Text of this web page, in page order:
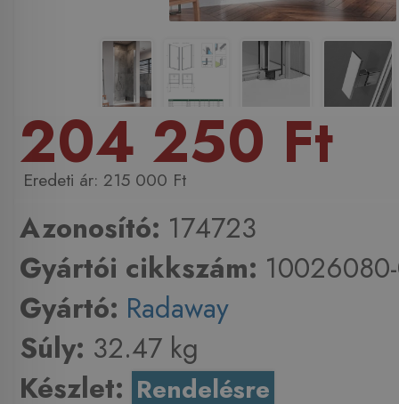
204 250 Ft
215 000 Ft
Azonosító: 174723
Gyártói cikkszám:
Gyártó: Radaway
Súly: 32.47 kg
Készlet: Rendelésre